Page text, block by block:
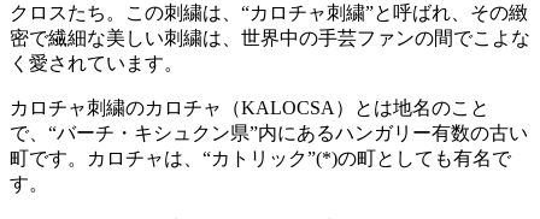
クロスたち。この刺繍は、“カロチャ刺繍”と呼ばれ、その緻
密で繊細な美しい刺繍は、世界中の手芸ファンの間でこよな
く愛されています。
カロチャ刺繍のカロチャ（KALOCSA）とは地名のこと
で、“バーチ・キシュクン県”内にあるハンガリー有数の古い
町です。カロチャは、“カトリック”(*)の町としても有名で
す。